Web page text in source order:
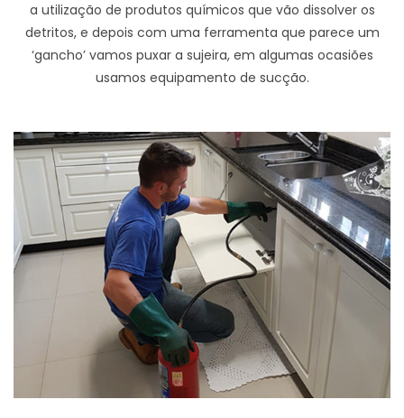
a utilização de produtos químicos que vão dissolver os
detritos, e depois com uma ferramenta que parece um
‘gancho’ vamos puxar a sujeira, em algumas ocasiões
usamos equipamento de sucção.